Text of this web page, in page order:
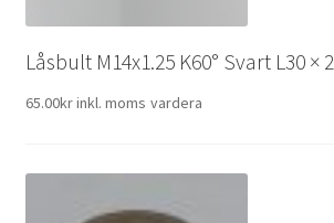
Låsbult M14x1.25 K60° Svart L30× 2
65.00krinkl. moms vardera